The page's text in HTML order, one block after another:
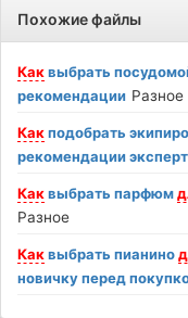
Похожие файлы
Каквыбрать
рекомендации Разное
Какподобрать
рекомендации
Каквыбрать парфюм
Разное
Каквыбрать пианино
новичку перед